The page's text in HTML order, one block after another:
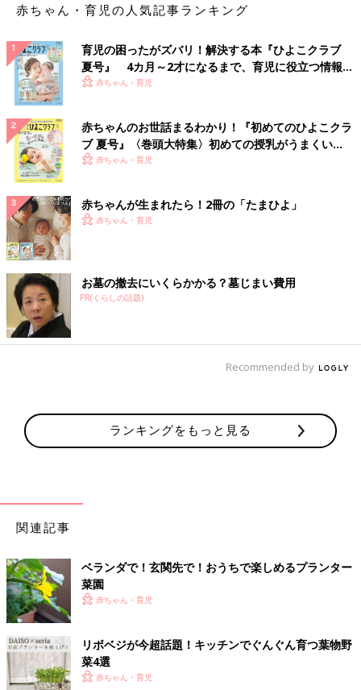
出典：Instagramアカウント「star105ice」
star105iceさんのおうちでは、家庭菜園で育てたきゅうりを初収
のも新鮮な野菜に触れられる家庭菜園ならでは。
赤ちゃん・育児の人気記事ランキング
育児の困ったがズバリ！解決する本『ひよこクラブ
夏号』 4カ月～2才になるまで、育児に役立つ情報が
いっぱい！
赤ちゃん・育児
赤ちゃんのお世話まるわかり！『初めてのひよこクラ
ブ 夏号』〈巻頭大特集〉初めての授乳がうまくい
く！ おっぱい・ミルクの基本と夏のトラブル 解決テ
赤ちゃん・育児
赤ちゃんが生まれたら！2冊の「たまひよ」
赤ちゃん・育児
お墓の撤去にいくらかかる？墓じまい費用
PR(くらしの話題)
Recommended by
ランキングをもっと見る
関連記事
ベランダで！玄関先で！おうちで楽しめるプランター
菜園
赤ちゃん・育児
リボベジが今超話題！キッチンでぐんぐん育つ葉物野
菜4選
赤ちゃん・育児